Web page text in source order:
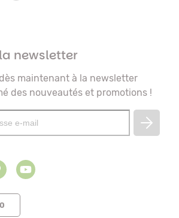
newsletter
maintenant à la newsletter
des nouveautés et promotions !